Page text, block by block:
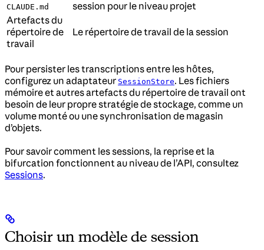
CLAUDE.md
session pour le niveau projet
Artefacts du
répertoire de
travail
Le répertoire de travail de la session
Pour persister les transcriptions entre les hôtes,
configurez un adaptateur SessionStore. Les fichiers
mémoire et autres artefacts du répertoire de travail ont
besoin de leur propre stratégie de stockage, comme un
volume monté ou une synchronisation de magasin
d’objets.
Pour savoir comment les sessions, la reprise et la
bifurcation fonctionnent au niveau de l’API, consultez
Sessions.
Choisir un modèle de session